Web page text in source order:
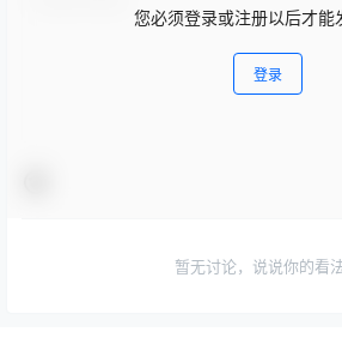
您必须登录或注册以后才能
登录
暂无讨论，说说你的看